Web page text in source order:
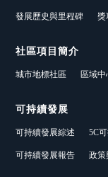
發展歷史與里程碑 獎
社區項目簡介
城市地標社區 區域
可持續發展
可持續發展綜述 5C
可持續發展報告 政策